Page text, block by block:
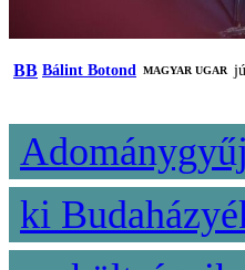
BB Bálint Botond MAGYAR UGAR
ki